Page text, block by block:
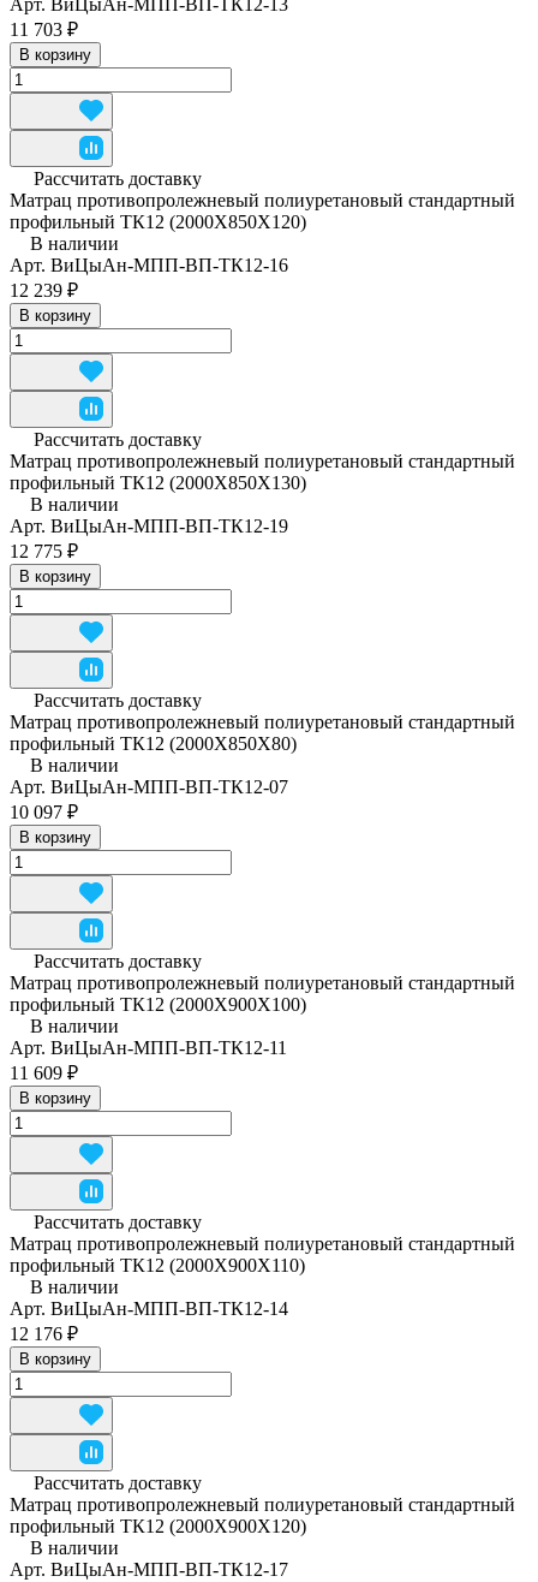
Арт. ВиЦыАн-МПП-ВП-ТК12-13
11 703 ₽
В корзину
Рассчитать доставку
Матрац противопролежневый полиуретановый стандартный
профильный ТК12 (2000Х850Х120)
В наличии
Арт. ВиЦыАн-МПП-ВП-ТК12-16
12 239 ₽
В корзину
Рассчитать доставку
Матрац противопролежневый полиуретановый стандартный
профильный ТК12 (2000Х850Х130)
В наличии
Арт. ВиЦыАн-МПП-ВП-ТК12-19
12 775 ₽
В корзину
Рассчитать доставку
Матрац противопролежневый полиуретановый стандартный
профильный ТК12 (2000Х850Х80)
В наличии
Арт. ВиЦыАн-МПП-ВП-ТК12-07
10 097 ₽
В корзину
Рассчитать доставку
Матрац противопролежневый полиуретановый стандартный
профильный ТК12 (2000Х900Х100)
В наличии
Арт. ВиЦыАн-МПП-ВП-ТК12-11
11 609 ₽
В корзину
Рассчитать доставку
Матрац противопролежневый полиуретановый стандартный
профильный ТК12 (2000Х900Х110)
В наличии
Арт. ВиЦыАн-МПП-ВП-ТК12-14
12 176 ₽
В корзину
Рассчитать доставку
Матрац противопролежневый полиуретановый стандартный
профильный ТК12 (2000Х900Х120)
В наличии
Арт. ВиЦыАн-МПП-ВП-ТК12-17